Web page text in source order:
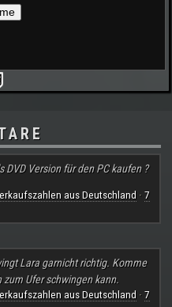
DVD Version für den PC kaufen ?
aus Deutschland · 7
Lara garnicht richtig. Komme
Ufer schwingen kann.
aus Deutschland · 7